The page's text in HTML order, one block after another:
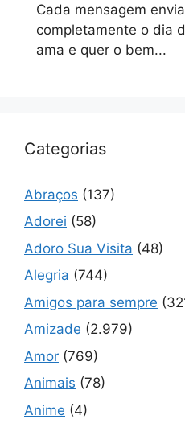
Cada mensagem
completamente o dia
ama e quer o bem...
Categorias
Abraços (137)
Adorei (58)
Adoro Sua Visita (48)
Alegria (744)
Amigos para sempre
Amizade (2.979)
Amor (769)
Animais (78)
Anime (4)